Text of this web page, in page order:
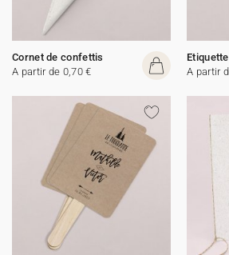
Cornet de confettis
A partir de 0,70 €
A partir